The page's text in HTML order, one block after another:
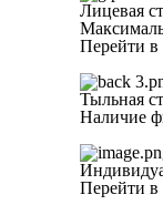
Лицевая
Перейти в
Тыльная
Наличие
Перейти в